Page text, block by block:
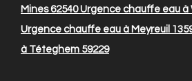
Mines 62540Urgence chauffe eau à
Urgence chauffe eau à Meyreuil
à Téteghem 59229